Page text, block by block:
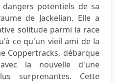
potentiels de sa
de Jackelian. Elle a
solitude parmi la race
ce qu'un vieil ami de la
Coppertracks, débarque
la nouvelle d'une
surprenantes. Cette